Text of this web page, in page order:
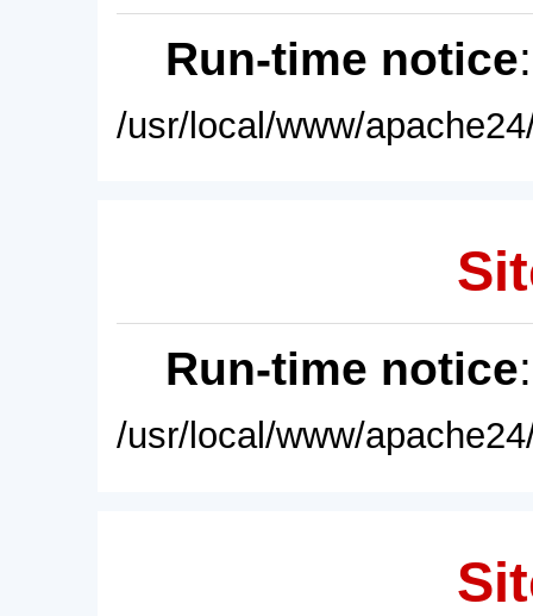
Run-time notice
/usr/local/www/
Run-time notice
/usr/local/www/